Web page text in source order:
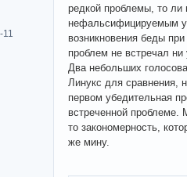
11
редкой проблемы, то ли
нефальсифицируемым
возникновения беды
проблем не встречал
Два небольших
Линукс для сравнения,
первом убедительная
встреченной проблеме.
то закономерность,
же мину.